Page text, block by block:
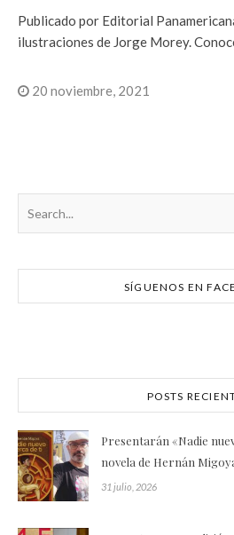
Publicado por Editorial
ilustraciones de Jorge Morey.
20 noviembre, 2021
SÍGUENOS EN
POSTS
Presentarán «Nadie
novela de Hernán
31 julio, 2026